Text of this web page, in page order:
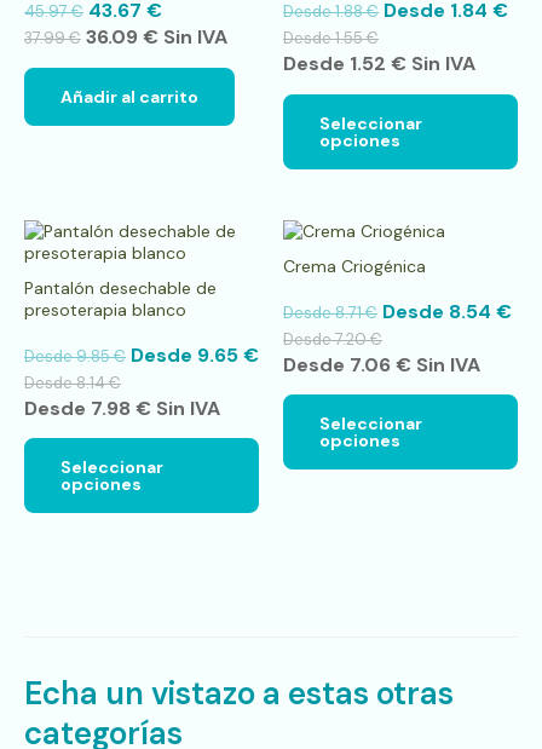
45.97€ 43.67 €
37.99€ 36.09€ Sin IVA
Añadir al carrito
Desde1.88€ Desde 1.84 €
Desde1.55€
Desde 1.52 € Sin IVA
Seleccionar
opciones
en
de
Pantalón desechable de
presoterapia blanco
Desde9.85€ Desde 9.65€
Desde8.14€
Desde 7.98 € Sin IVA
Seleccionar
opciones
Este
tiene
variantes.
Las
opciones
pueden
en
de
Crema Criogénica
Desde8.71€ Desde 8.54 €
Desde7.20€
Desde 7.06€ Sin IVA
Seleccionar
opciones
la
Echa un vistazo a estas otras
categorías